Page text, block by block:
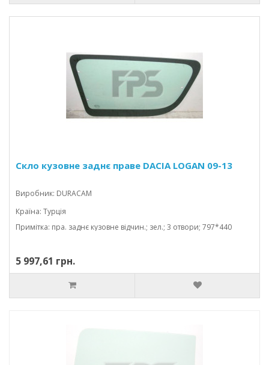
Скло кузовне заднє праве DACIA LOGAN 09-13
Виробник: DURACAM
Країна: Турція
Примітка: пра. заднє кузовне відчин.; зел.; 3 отвори; 797*440
5 997,61 грн.